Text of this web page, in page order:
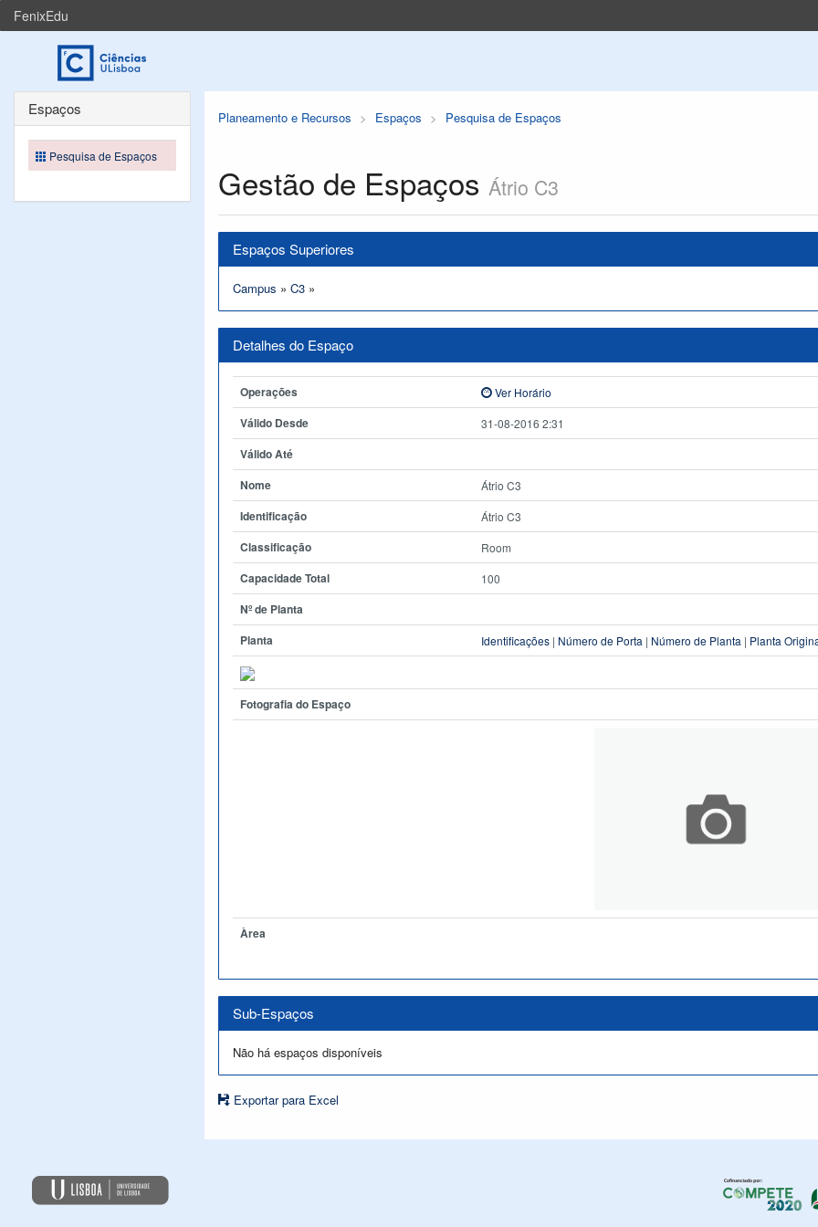
FenixEdu
Planeamento e Recursos Espaços Pesquisa de Espaços
Gestão de Espaços Átrio C3
Espaços Superiores
Campus » C3 »
Detalhes do Espaço
Operações Ver Horário
Válido Desde 31-08-2016 2:31
Válido Até
Nome
Átrio C3
Identificação Átrio C3
Classificação Room
Capacidade Total 100
Nº de Planta
Planta
Identificações | Número de Porta | Número de Planta | Planta
Fotografia do Espaço
Àrea
Sub-Espaços
Não há espaços disponíveis
Exportar para Excel
Espaços
Pesquisa de Espaços